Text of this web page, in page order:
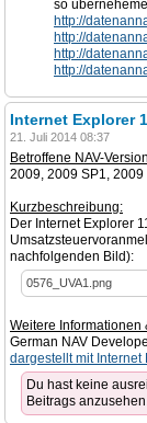
so
http://
http://
http://
http://
Internet Explorer
21. Juli 2014 08:37
Betroffene NAV-
2009, 2009 SP1,
Kurzbeschreibung:
Der Internet Explorer
nachfolgenden Bild):
0576_UVA1.png
Weitere Informationen
German NAV
dargestellt mit Internet
Du hast keine
Beitrags